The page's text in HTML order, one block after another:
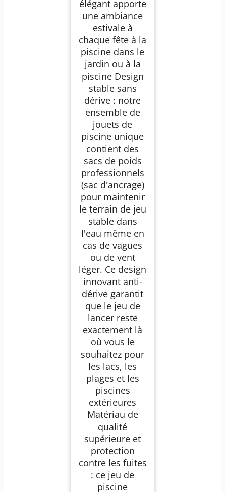
élégant apporte
une ambiance
estivale à
chaque fête à la
piscine dans le
jardin ou à la
piscine Design
stable sans
dérive : notre
ensemble de
jouets de
piscine unique
contient des
sacs de poids
professionnels
(sac d'ancrage)
pour maintenir
le terrain de jeu
stable dans
l'eau même en
cas de vagues
ou de vent
léger. Ce design
innovant anti-
dérive garantit
que le jeu de
lancer reste
exactement là
où vous le
souhaitez pour
les lacs, les
plages et les
piscines
extérieures
Matériau de
qualité
supérieure et
protection
contre les fuites
: ce jeu de
piscine